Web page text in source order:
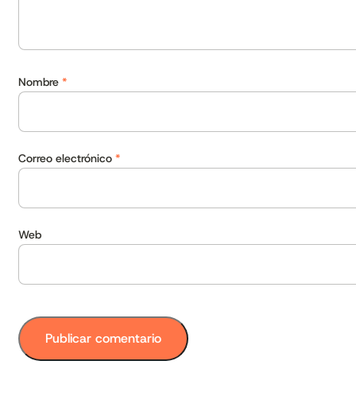
Nombre *
Correo electrónico *
Web